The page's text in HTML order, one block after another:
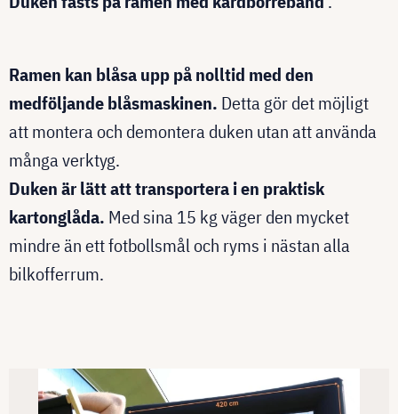
Ramen kan blåsa upp på nolltid med den
medföljande blåsmaskinen. Detta gör det möjligt
att montera och demontera duken utan att använda
många verktyg.
Duken är lätt att transportera i en praktisk
kartonglåda. Med sina 15 kg väger den mycket
mindre än ett fotbollsmål och ryms i nästan alla
bilkofferrum.